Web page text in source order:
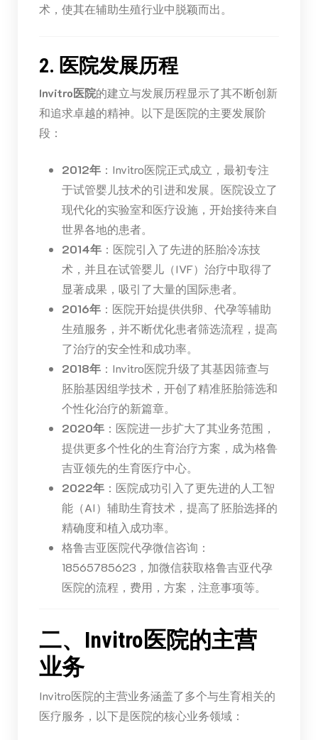
术，使其在辅助生殖行业中脱颖而出。
2. 医院发展历程
Invitro医院的建立与发展历程显示了其不断创新
和追求卓越的精神。以下是医院的主要发展阶
段：
2012年：Invitro医院正式成立，最初专注
于试管婴儿技术的引进和发展。医院设立了
现代化的实验室和医疗设施，开始接待来自
世界各地的患者。
2014年：医院引入了先进的胚胎冷冻技
术，并且在试管婴儿（IVF）治疗中取得了
显著成果，吸引了大量的国际患者。
2016年：医院开始提供供卵、代孕等辅助
生殖服务，并不断优化患者筛选流程，提高
了治疗的安全性和成功率。
2018年：Invitro医院升级了其基因筛查与
胚胎基因组学技术，开创了精准胚胎筛选和
个性化治疗的新篇章。
2020年：医院进一步扩大了其业务范围，
提供更多个性化的生育治疗方案，成为格鲁
吉亚领先的生育医疗中心。
2022年：医院成功引入了更先进的人工智
能（AI）辅助生育技术，提高了胚胎选择的
精确度和植入成功率。
格鲁吉亚医院代孕微信咨询：
18565785623，加微信获取格鲁吉亚代孕
医院的流程，费用，方案，注意事项等。
二、Invitro医院的主营
业务
Invitro医院的主营业务涵盖了多个与生育相关的
医疗服务，以下是医院的核心业务领域：